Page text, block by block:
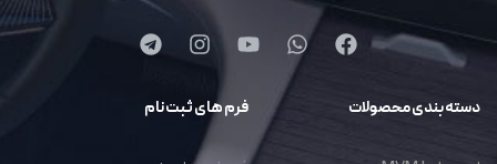
دسته بندی محصولات فرم های ثبت نام